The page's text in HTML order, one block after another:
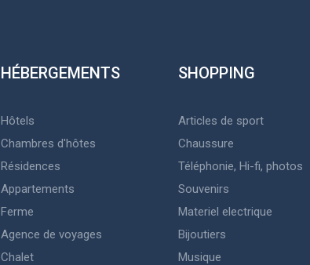
HÉBERGEMENTS
Hôtels
Chambres d'hôtes
Résidences
Appartements
Ferme
Agence de voyages
Chalet
SHOPPING
Articles de sport
Chaussure
Téléphonie, Hi-fi, photos
Souvenirs
Materiel electrique
Bijoutiers
Musique